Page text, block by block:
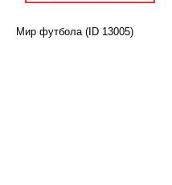
Мир футбола (ID 13005)